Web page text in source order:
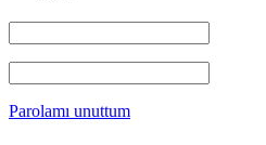
Parolamı unuttum